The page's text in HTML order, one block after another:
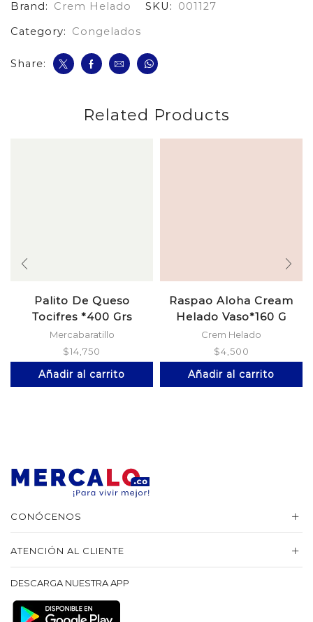
cantidad
Brand: Crem Helado SKU:
001127
Category:
Congelados
Share:
Related Products
Palito De Queso
Tocifres *400 Grs
Mercabaratillo
$14,750
Añadir al carrito
Raspao Aloha Cream
Helado Vaso*160 G
Crem Helado
$4,500
Añadir al carrito
CONÓCENOS
ATENCIÓN AL CLIENTE
DESCARGA NUESTRA APP